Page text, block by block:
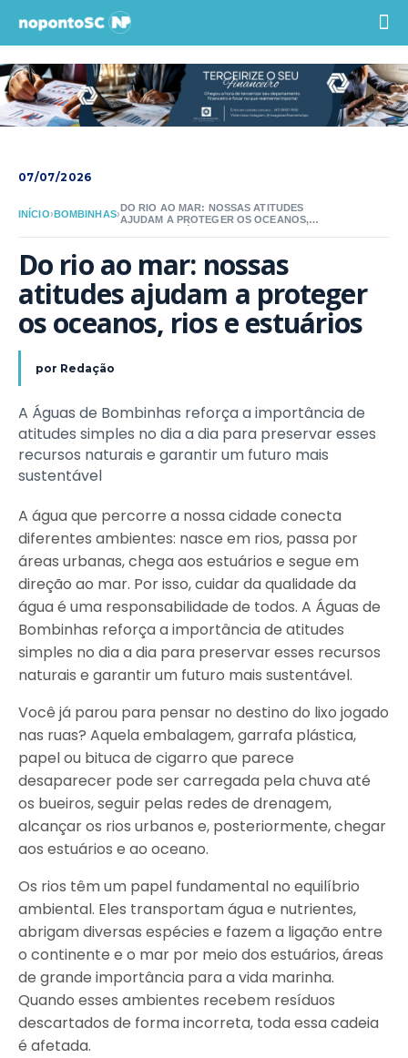
07/07/2026
INÍCIO›BOMBINHAS›
DO RIO AO MAR: NOSSAS ATITUDES
AJUDAM A PROTEGER OS OCEANOS,
Do rio ao mar: nossas
atitudes ajudam a proteger
os oceanos, rios e estuários
por Redação
A Águas de Bombinhas reforça a importância de
atitudes simples no dia a dia para preservar esses
recursos naturais e garantir um futuro mais
sustentável
A água que percorre a nossa cidade conecta
diferentes ambientes: nasce em rios, passa por
áreas urbanas, chega aos estuários e segue em
direção ao mar. Por isso, cuidar da qualidade da
água é uma responsabilidade de todos. A Águas de
Bombinhas reforça a importância de atitudes
simples no dia a dia para preservar esses recursos
naturais e garantir um futuro mais sustentável.
Você já parou para pensar no destino do lixo jogado
nas ruas? Aquela embalagem, garrafa plástica,
papel ou bituca de cigarro que parece
desaparecer pode ser carregada pela chuva até
os bueiros, seguir pelas redes de drenagem,
alcançar os rios urbanos e, posteriormente, chegar
aos estuários e ao oceano.
Os rios têm um papel fundamental no equilíbrio
ambiental. Eles transportam água e nutrientes,
abrigam diversas espécies e fazem a ligação entre
o continente e o mar por meio dos estuários, áreas
de grande importância para a vida marinha.
Quando esses ambientes recebem resíduos
descartados de forma incorreta, toda essa cadeia
é afetada.